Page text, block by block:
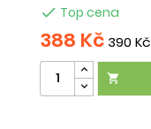
 Top cena
388 Kč 390 Kč
